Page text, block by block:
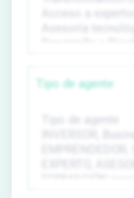
Tipo de agente